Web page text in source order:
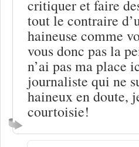
critiquer et faire
tout le contraire
haineuse comme
vous donc pas la
n’ai pas ma place
journaliste qui ne
haineux en doute,
courtoisie!